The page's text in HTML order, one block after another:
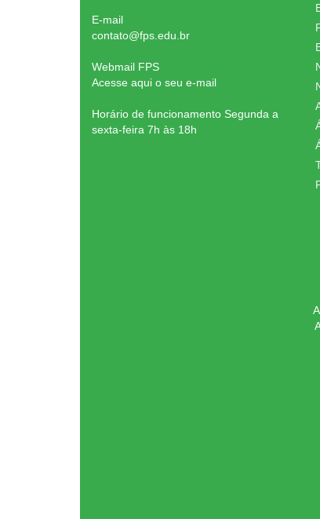
E-mail
contato@fps.edu.br
Webmail FPS
Acesse aqui o seu e-mail
Horário de funcionamento Segunda a
sexta-feira 7h às 18h